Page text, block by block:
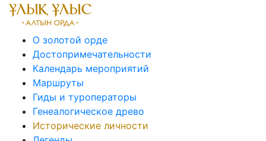
О золотой орде
Достопримечательности
Календарь мероприятий
Маршруты
Гиды и туроператоры
Генеалогическое древо
Исторические личности